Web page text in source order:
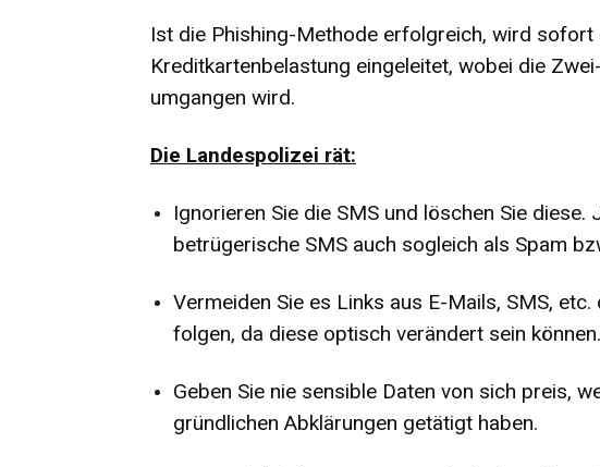
Ist die Phishing-Methode erfolgreich, wird sofort
Kreditkartenbelastung eingeleitet, wobei die
umgangen wird.
Die Landespolizei rät:
Ignorieren Sie die SMS und löschen Sie
betrügerische SMS auch sogleich als Spam
Vermeiden Sie es Links aus E-Mails, SMS,
folgen, da diese optisch verändert sein können.
Geben Sie nie sensible Daten von sich preis,
gründlichen Abklärungen getätigt haben.